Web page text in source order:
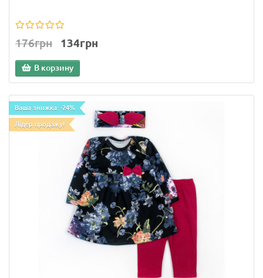
176грн 134грн
В корзину
Ваша знижка: -24%
Лідер продажу!